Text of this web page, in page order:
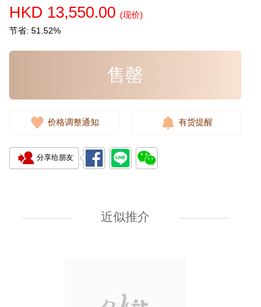
HKD 13,550.00 (现价)
节省: 51.52%
售罄
价格调整通知 有货提醒
分享给朋友
近似推介